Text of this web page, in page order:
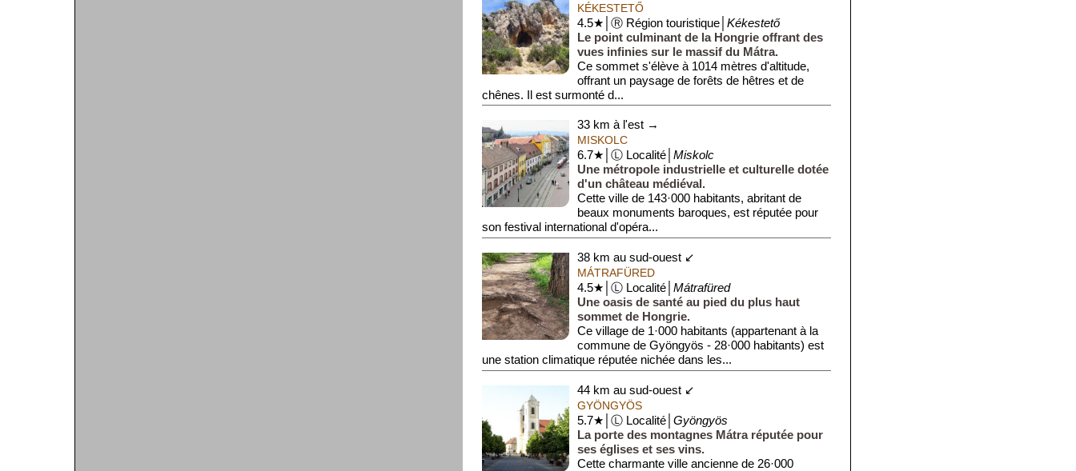
KÉKESTETŐ
4.5★│Ⓡ Région touristique│ Kékestető
Le point culminant de la Hongrie offrant des
vues infinies sur le massif du Mátra.
Ce sommet s'élève à 1014 mètres d'altitude,
offrant un paysage de forêts de hêtres et de
chênes. Il est surmonté d...
33 km à l'est →
MISKOLC
6.7★│Ⓛ Localité│ Miskolc
Une métropole industrielle et culturelle dotée
d'un château médiéval.
Cette ville de 143·000 habitants, abritant de
beaux monuments baroques, est réputée pour
son festival international d'opéra...
38 km au sud-ouest ↙
MÁTRAFÜRED
4.5★│Ⓛ Localité│ Mátrafüred
Une oasis de santé au pied du plus haut
sommet de Hongrie.
Ce village de 1·000 habitants (appartenant à la
commune de Gyöngyös - 28·000 habitants) est
une station climatique réputée nichée dans les...
44 km au sud-ouest ↙
GYÖNGYÖS
5.7★│Ⓛ Localité│ Gyöngyös
La porte des montagnes Mátra réputée pour
ses églises et ses vins.
Cette charmante ville ancienne de 26·000